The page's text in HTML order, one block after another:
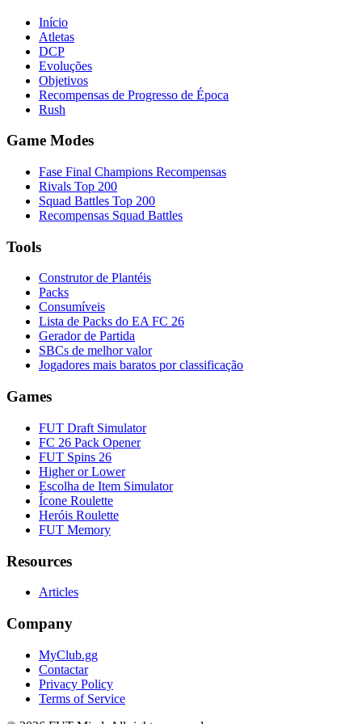
Início
Atletas
DCP
Evoluções
Objetivos
Recompensas de Progresso de Época
Rush
Game Modes
Fase Final Champions Recompensas
Rivals Top 200
Squad Battles Top 200
Recompensas Squad Battles
Tools
Construtor de Plantéis
Packs
Consumíveis
Lista de Packs do EA FC 26
Gerador de Partida
SBCs de melhor valor
Jogadores mais baratos por classificação
Games
FUT Draft Simulator
FC 26 Pack Opener
FUT Spins 26
Higher or Lower
Escolha de Item Simulator
Ícone Roulette
Heróis Roulette
FUT Memory
Resources
Articles
Company
MyClub.gg
Contactar
Privacy Policy
Terms of Service